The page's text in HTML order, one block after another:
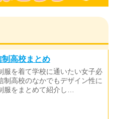
高校まとめ
服を着て学校に通いたい女子必
制高校のなかでもデザイン性に
服をまとめて紹介し…